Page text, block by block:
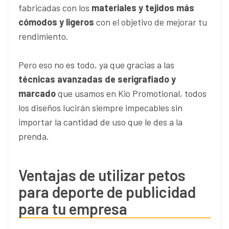
fabricadas con los materiales y tejidos más
cómodos y ligeros con el objetivo de mejorar tu
rendimiento.
Pero eso no es todo, ya que gracias a las
técnicas avanzadas de serigrafiado y
marcadoque usamos en Kio Promotional, todos
los diseños lucirán siempre impecables sin
importar la cantidad de uso que le des a la
prenda.
Ventajas de utilizar petos
para deporte de publicidad
para tu empresa